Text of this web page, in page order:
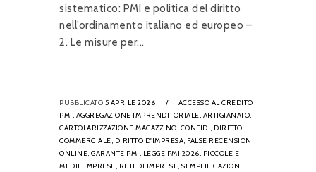
sistematico: PMI e politica del diritto
nell’ordinamento italiano ed europeo –
2. Le misure per...
PUBBLICATO 5 APRILE 2026 /
ACCESSO AL CREDITO
PMI, AGGREGAZIONE IMPRENDITORIALE, ARTIGIANATO,
CARTOLARIZZAZIONE MAGAZZINO, CONFIDI, DIRITTO
COMMERCIALE, DIRITTO D'IMPRESA, FALSE RECENSIONI
ONLINE, GARANTE PMI, LEGGE PMI 2026, PICCOLE E
MEDIE IMPRESE, RETI DI IMPRESE, SEMPLIFICAZIONI